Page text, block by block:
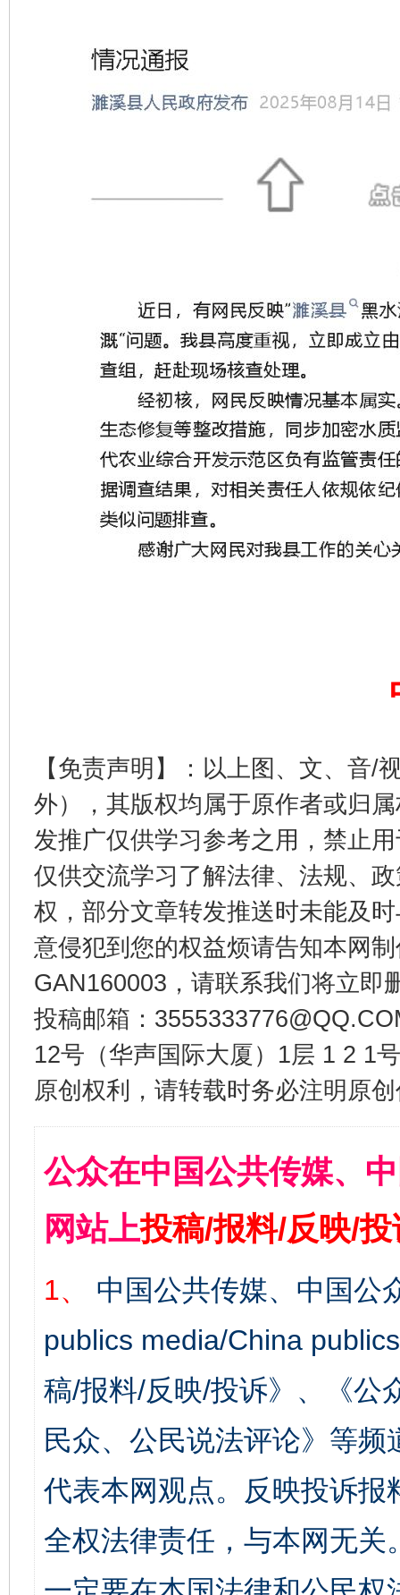
【免责声明】：以上图、文、音/
外），其版权均属于原作者或归
发推广仅供学习参考之用，禁止
仅供交流学习了解法律、法规、
权，部分文章转发推送时未能及
意侵犯到您的权益烦请告知本网
GAN160003，请联系我们将立即
投稿邮箱：
12号（华声国际大厦）1层 1 2 1
原创权利，请转载时务必注明原
公众在中国公共传媒、
网站上投稿/报料/反映/
1、
中国公共传媒、中国公
publics media/China
稿/报料/反映/投诉》、《公
民众、公民说法评论》等
代表本网观点。反映投诉
全权法律责任，与本网无